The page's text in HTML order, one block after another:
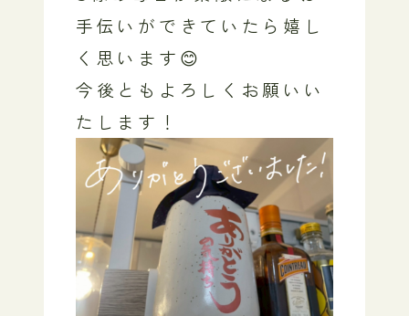
手伝いができていたら嬉し
く思います😊
今後ともよろしくお願いい
たします！